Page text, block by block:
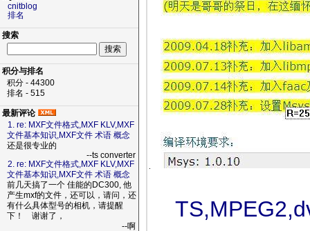
cnitblog
排名
搜索
积分与排名
积分 - 44300
排名 - 515
最新评论
1. re: MXF文件格式,MXF KLV,MXF
文件基本知识,MXF文件 术语 概念
还是很专业的
--ts converter
2. re: MXF文件格式,MXF KLV,MXF
文件基本知识,MXF文件 术语 概念
前几天搞了一个 佳能的DC300, 他
产生mxf的文件，还可以，请问，还
有什么具体型号的相机，请提醒
下！ 谢谢了，
--啊